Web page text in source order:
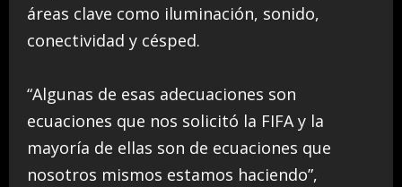
áreas clave como iluminación, sonido,
conectividad y césped.
“Algunas de esas adecuaciones son
ecuaciones que nos solicitó la FIFA y la
mayoría de ellas son de ecuaciones que
nosotros mismos estamos haciendo”,